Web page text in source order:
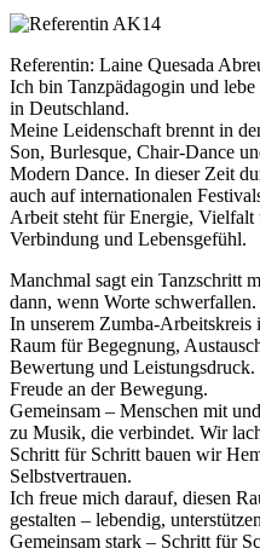
Referentin: Laine Quesada
Ich bin Tanzpädagogin und
in Deutschland.
Meine Leidenschaft brennt in
Son, Burlesque, Chair-Dance
Modern Dance. In dieser Zeit
auch auf internationalen
Arbeit steht für Energie,
Verbindung und Lebensgefühl.
Manchmal sagt ein Tanzschritt
dann, wenn Worte schwerfallen.
In unserem Zumba-Arbeitskreis
Raum für Begegnung,
Bewertung und
Freude an der Bewegung.
Gemeinsam – Menschen mit
zu Musik, die verbindet. Wir
Schritt für Schritt bauen wir
Selbstvertrauen.
Ich freue mich darauf, diesen
gestalten – lebendig,
Gemeinsam stark – Schritt für